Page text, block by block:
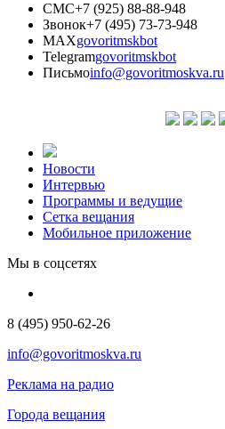
СМС+7 (925) 88-88-948
Звонок+7 (495) 73-73-948
MAXgovoritmskbot
Telegramgovoritmskbot
Письмоinfo@govoritmoskva.ru
Новости
Интервью
Программы и ведущие
Сетка вещания
Мобильное приложение
Мы в соцсетях
8 (495) 950-62-26
info@govoritmoskva.ru
Реклама на радио
Города вещания